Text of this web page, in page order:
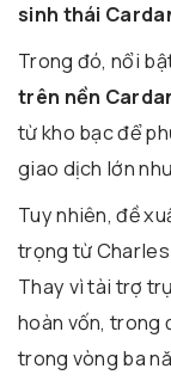
sinh thái
Trong đó, nổi
trên nền
từ kho bạc để
giao dịch lớn
Tuy nhiên, đề
trọng từ
Thay vì tài trợ
hoàn vốn, trong
trong vòng ba